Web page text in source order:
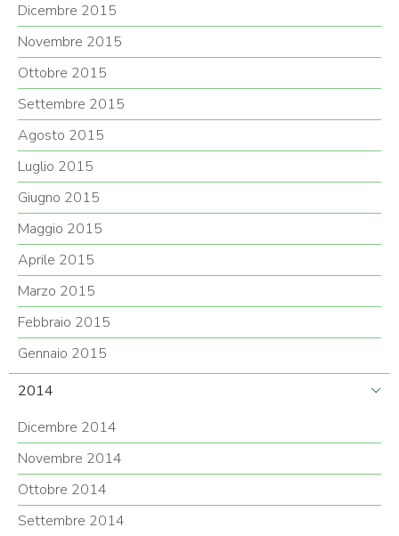
Dicembre 2015
Novembre 2015
Ottobre 2015
Settembre 2015
Agosto 2015
Luglio 2015
Giugno 2015
Maggio 2015
Aprile 2015
Marzo 2015
Febbraio 2015
Gennaio 2015
2014
Dicembre 2014
Novembre 2014
Ottobre 2014
Settembre 2014